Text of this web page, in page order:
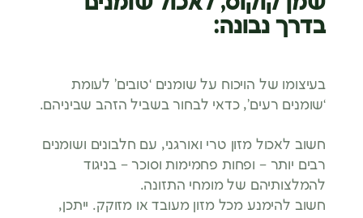
בדרך נבונה:
בעיצומו של הויכוח על שומנים ‘טובים’ לעומת
‘שומנים רעים’, כדאי לבחור בשביל הזהב שביניהם.
חשוב לאכול מזון טרי ואורגני, עם חלבונים ושומנים
רבים יותר – ופחות פחמימות וסוכר – בניגוד
להמלצותיהם של מומחי התזונה.
חשוב להימנע מכל מזון מעובד או מזוקק. ייתכן,